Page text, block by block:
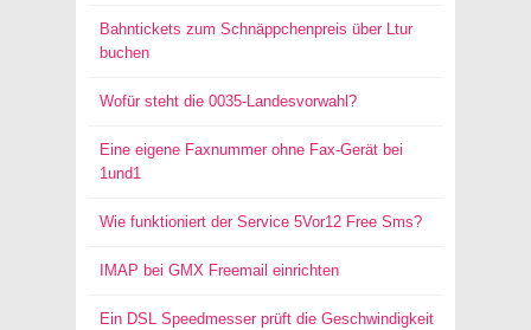
Bahntickets zum Schnäppchenpreis über Ltur
buchen
Wofür steht die 0035-Landesvorwahl?
Eine eigene Faxnummer ohne Fax-Gerät bei
1und1
Wie funktioniert der Service 5Vor12 Free Sms?
IMAP bei GMX Freemail einrichten
Ein DSL Speedmesser prüft die Geschwindigkeit